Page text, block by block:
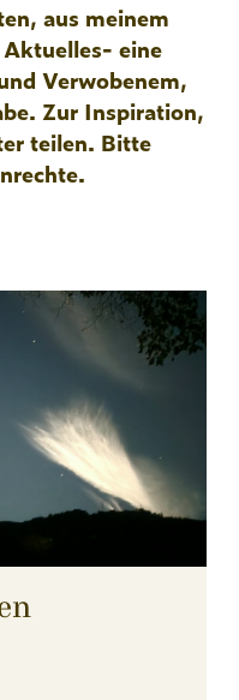
aus meinem
eine
Verwobenem,
Zur Inspiration,
teilen. Bitte